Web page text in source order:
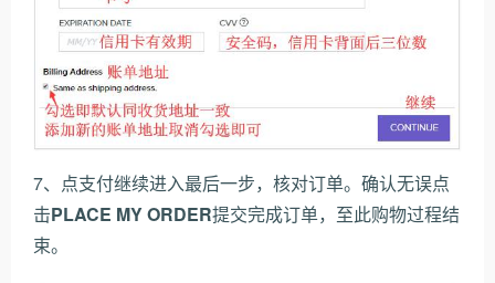
7、点支付继续进入最后一步，核对订单。确认无误点
击PLACE MY ORDER提交完成订单，至此购物过程结
束。